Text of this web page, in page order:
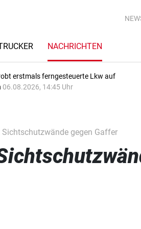
NACHRICHTEN
erstmals ferngesteuerte Lkw auf
06.08.2026, 14:45 Uhr
gegen Gaffer